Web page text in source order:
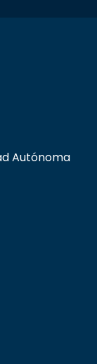
Autónoma